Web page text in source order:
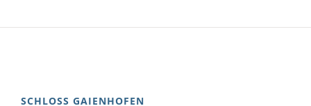
SCHLOSS GAIENHOFEN